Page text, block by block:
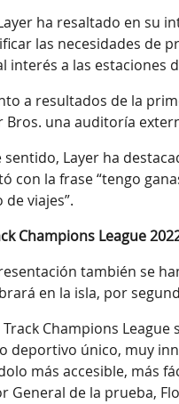
ha resaltado en su
las necesidades de
interés a las estaciones
a resultados de la
Bros. una auditoría
sentido, Layer ha
con la frase “tengo
viajes”.
Champions League
también se
en la isla, por
Track Champions
deportivo único, muy
más accesible, más
General de la prueba,